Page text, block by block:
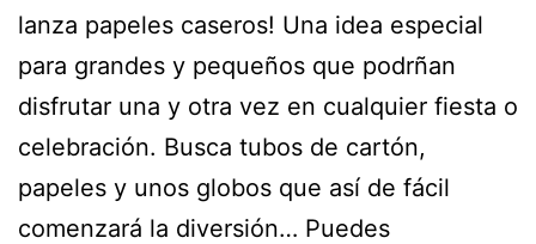
lanza papeles caseros! Una idea especial
para grandes y pequeños que podrñan
disfrutar una y otra vez en cualquier fiesta o
celebración. Busca tubos de cartón,
papeles y unos globos que así de fácil
comenzará la diversión… Puedes